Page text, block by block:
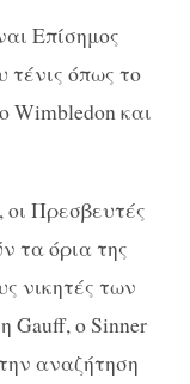
Επίσημος
τένις όπως το
Wimbledonκαι
Πρεσβευτές
τα όρια της
νικητές των
Gauff, οSinner
αναζήτηση